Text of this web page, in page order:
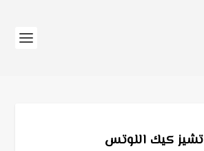
تشيز كيك اللوتس